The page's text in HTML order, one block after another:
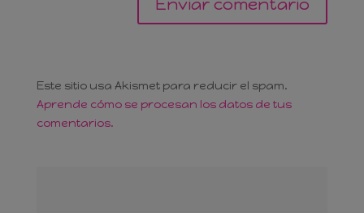
Este sitio usa Akismet para reducir el spam.
Aprende cómo se procesan los datos de tus
comentarios.